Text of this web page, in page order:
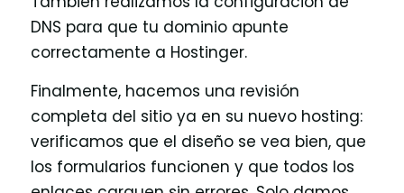
DNS para que tu dominio apunte
correctamente a Hostinger.
Finalmente, hacemos una revisión
completa del sitio ya en su nuevo hosting:
verificamos que el diseño se vea bien, que
los formularios funcionen y que todos los